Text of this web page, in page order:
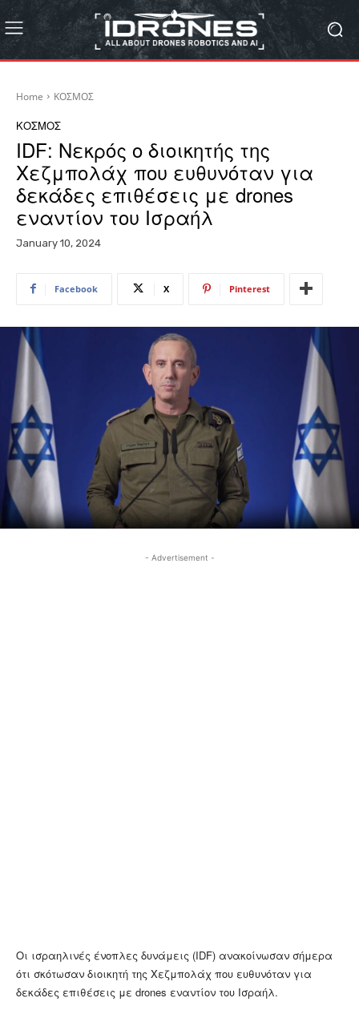
Home ΚΟΣΜΟΣ
ΚΟΣΜΟΣ
IDF: Νεκρός ο διοικητής της
Χεζμπολάχ που ευθυνόταν για
δεκάδες επιθέσεις με drones
εναντίον του Ισραήλ
January 10, 2024
Facebook X Pinterest
- Advertisement -
Οι ισραηλινές ένοπλες δυνάμεις (IDF) ανακοίνωσαν σήμερα
ότι σκότωσαν διοικητή της Χεζμπολάχ που ευθυνόταν για
δεκάδες επιθέσεις με drones εναντίον του Ισραήλ.